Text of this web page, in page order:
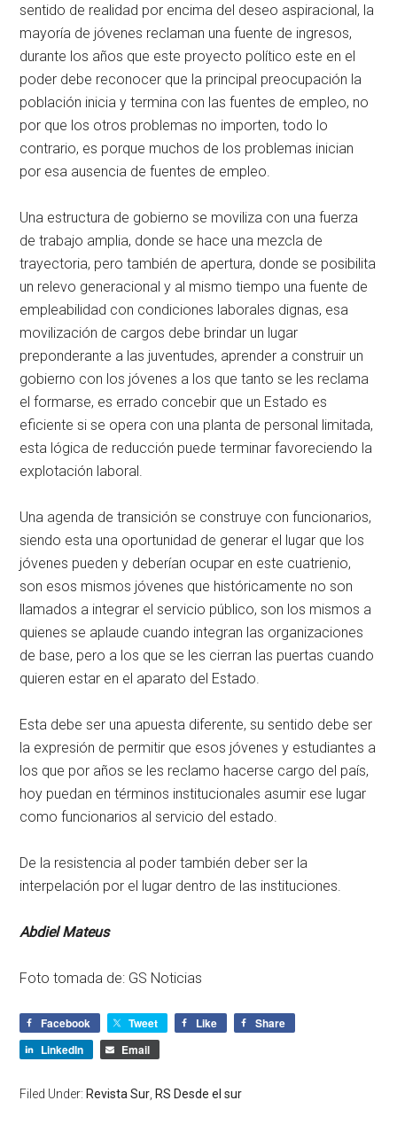
sentido de realidad por encima del deseo aspiracional, la
mayoría de jóvenes reclaman una fuente de ingresos,
durante los años que este proyecto político este en el
poder debe reconocer que la principal preocupación la
población inicia y termina con las fuentes de empleo, no
por que los otros problemas no importen, todo lo
contrario, es porque muchos de los problemas inician
por esa ausencia de fuentes de empleo.
Una estructura de gobierno se moviliza con una fuerza
de trabajo amplia, donde se hace una mezcla de
trayectoria, pero también de apertura, donde se posibilita
un relevo generacional y al mismo tiempo una fuente de
empleabilidad con condiciones laborales dignas, esa
movilización de cargos debe brindar un lugar
preponderante a las juventudes, aprender a construir un
gobierno con los jóvenes a los que tanto se les reclama
el formarse, es errado concebir que un Estado es
eficiente si se opera con una planta de personal limitada,
esta lógica de reducción puede terminar favoreciendo la
explotación laboral.
Una agenda de transición se construye con funcionarios,
siendo esta una oportunidad de generar el lugar que los
jóvenes pueden y deberían ocupar en este cuatrienio,
son esos mismos jóvenes que históricamente no son
llamados a integrar el servicio público, son los mismos a
quienes se aplaude cuando integran las organizaciones
de base, pero a los que se les cierran las puertas cuando
quieren estar en el aparato del Estado.
Esta debe ser una apuesta diferente, su sentido debe ser
la expresión de permitir que esos jóvenes y estudiantes a
los que por años se les reclamo hacerse cargo del país,
hoy puedan en términos institucionales asumir ese lugar
como funcionarios al servicio del estado.
De la resistencia al poder también deber ser la
interpelación por el lugar dentro de las instituciones.
Abdiel Mateus
Foto tomada de: GS Noticias
Facebook Tweet Like
Share
LinkedIn
Email
Filed Under: Revista Sur RS Desde el sur